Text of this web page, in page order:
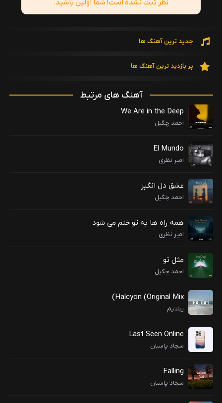
نظر ثبت نشده است! شما اولین باشید.
جدید ترین آهنگ ها
پر بازدید ترین آهنگ ها
آهنگ های مرتبط
We Are in the Deep
احمد چگیل
El Mundo
امیر نظری
عشق دل انگیز
احمد چگیل
همه راه ها به تو ختم می شود
امیر نظری
مثل تو
احمد چگیل
Halcyon (Original Mix)
ریلتیم
Last Seen Online
سجاد پاسبان
Falling
سجاد پاسبان